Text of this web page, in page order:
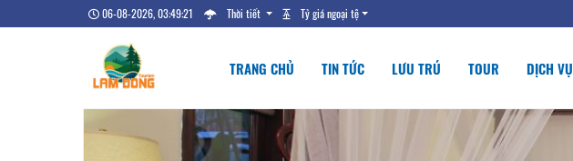
06-08-2026, 03:49:22 Thời tiết Tỷ giá ngoại tệ
TRANG CHỦ TIN TỨC LƯU TRÚ TOUR DỊCH VỤ